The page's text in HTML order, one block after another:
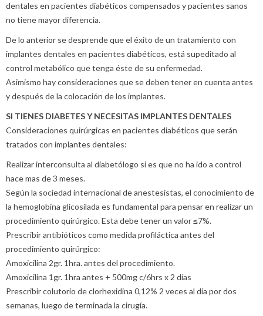
dentales en pacientes diabéticos compensados y pacientes sanos
no tiene mayor diferencia.
De lo anterior se desprende que el éxito de un tratamiento con
implantes dentales en pacientes diabéticos, está supeditado al
control metabólico que tenga éste de su enfermedad.
Asimismo hay consideraciones que se deben tener en cuenta antes
y después de la colocación de los implantes.
SI TIENES DIABETES Y NECESITAS IMPLANTES DENTALES
Consideraciones quirúrgicas en pacientes diabéticos que serán
tratados con implantes dentales:
Realizar interconsulta al diabetólogo si es que no ha ido a control
hace mas de 3 meses.
Según la sociedad internacional de anestesistas, el conocimiento de
la hemoglobina glicosilada es fundamental para pensar en realizar un
procedimiento quirúrgico. Esta debe tener un valor ≤7%.
Prescribir antibióticos como medida profiláctica antes del
procedimiento quirúrgico:
Amoxicilina 2gr. 1hra. antes del procedimiento.
Amoxicilina 1gr. 1hra antes + 500mg c/6hrs x 2 días
Prescribir colutorio de clorhexidina 0,12% 2 veces al día por dos
semanas, luego de terminada la cirugía.